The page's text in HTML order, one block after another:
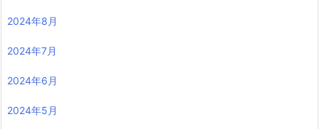
2024年8月
2024年7月
2024年6月
2024年5月